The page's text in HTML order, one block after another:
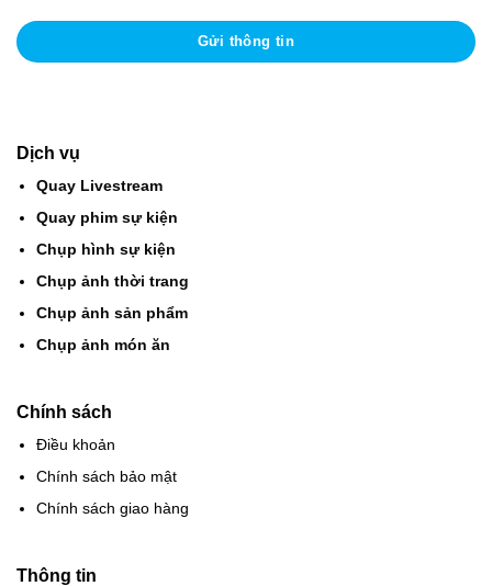
Dịch vụ
Quay Livestream
Quay phim sự kiện
Chụp hình sự kiện
Chụp ảnh thời trang
Chụp ảnh sản phẩm
Chụp ảnh món ăn
Chính sách
Điều khoản
Chính sách bảo mật
Chính sách giao hàng
Thông tin